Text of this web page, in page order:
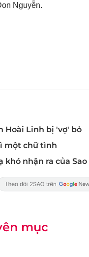
Nguyễn.
Hoài Linh bị 'vợ' bỏ
một chữ tình
khó nhận ra của
mục